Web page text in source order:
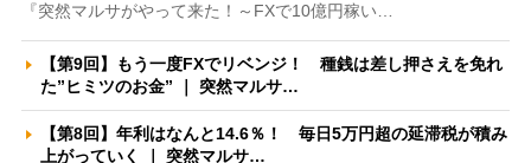
『突然マルサがやって来た！～FXで10億円稼い…
【第9回】もう一度FXでリベンジ！ 種銭は差し押さえを免れ
た”ヒミツのお金” ｜ 突然マルサ…
【第8回】年利はなんと14.6％！ 毎日5万円超の延滞税が積み
上がっていく ｜ 突然マルサ…